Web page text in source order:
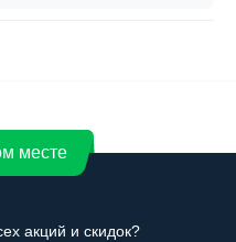
месте
акций и скидок?